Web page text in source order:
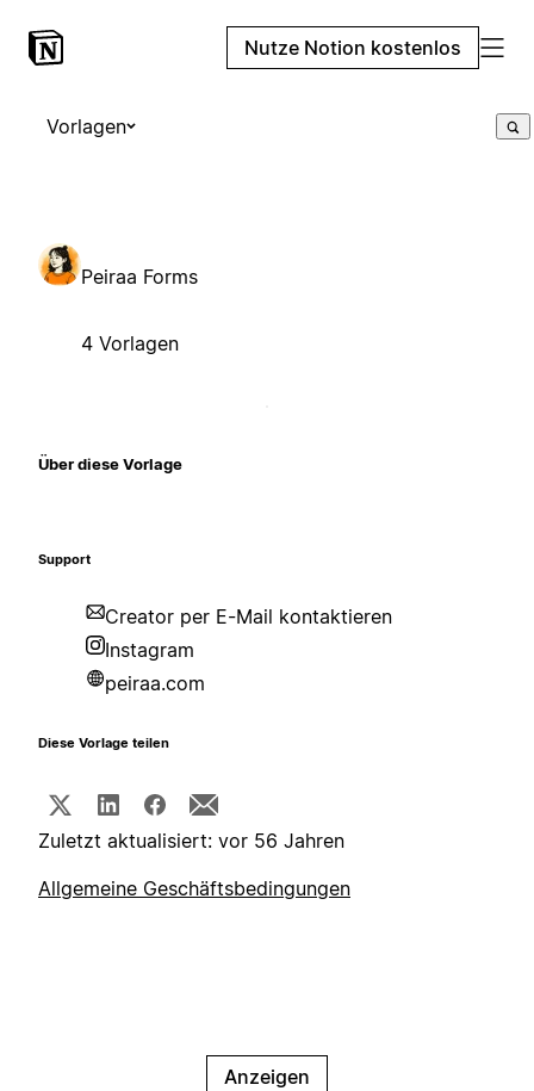
Nutze Notion kostenlos
Vorlagen
Peiraa Forms
4 Vorlagen
Über diese Vorlage
Support
Creator per E-Mail kontaktieren
Instagram
peiraa.com
Diese Vorlage teilen
Zuletzt aktualisiert: vor 56 Jahren
Allgemeine Geschäftsbedingungen
Anzeigen